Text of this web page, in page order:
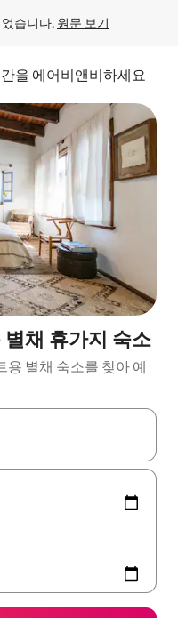
습니다. 원문 보기
을 에어비앤비하세요
채 휴가지 숙소
별채 숙소를 찾아 예
사용하거나 터치 또는 스와이